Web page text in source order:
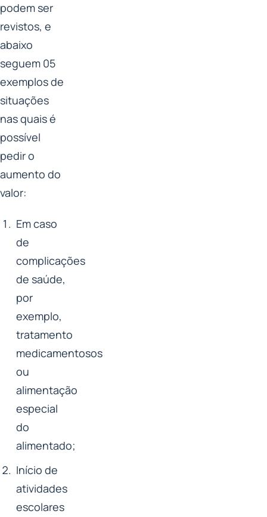
podem ser
revistos, e
abaixo
seguem 05
exemplos de
situações
nas quais é
possível
pedir o
aumento do
valor:
Em caso
de
complicações
de saúde,
por
exemplo,
tratamento
medicamentosos
ou
alimentação
especial
do
alimentado;
Início de
atividades
escolares